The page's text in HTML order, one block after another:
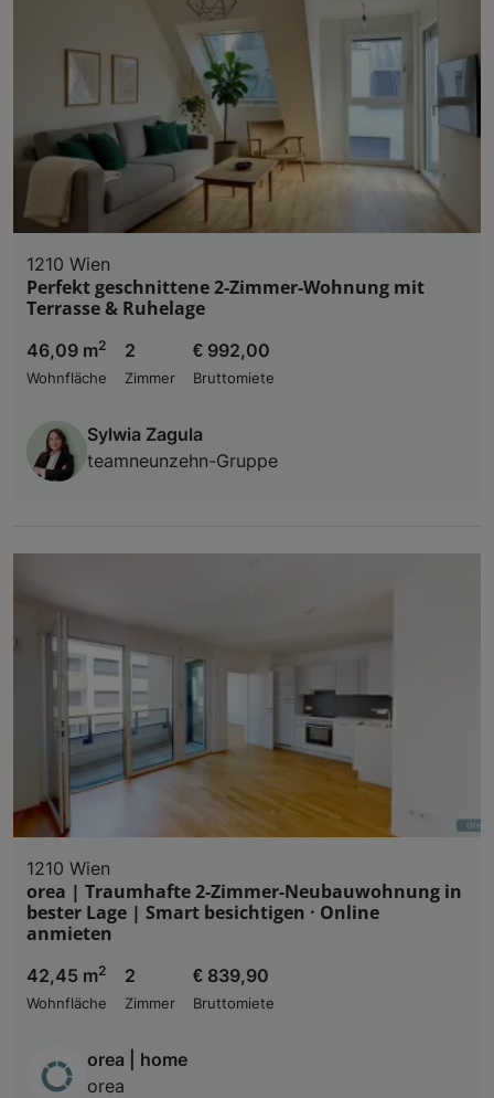
1210 Wien
Perfekt geschnittene 2-Zimmer-Wohnung mit
Terrasse & Ruhelage
46,09 m2
Wohnfläche
2
Zimmer
€ 992,00
Bruttomiete
Sylwia Zagula
teamneunzehn-Gruppe
1210 Wien
orea | Traumhafte 2-Zimmer-Neubauwohnung in
bester Lage | Smart besichtigen · Online
anmieten
42,45 m2
Wohnfläche
2
Zimmer
€ 839,90
Bruttomiete
orea | home
orea